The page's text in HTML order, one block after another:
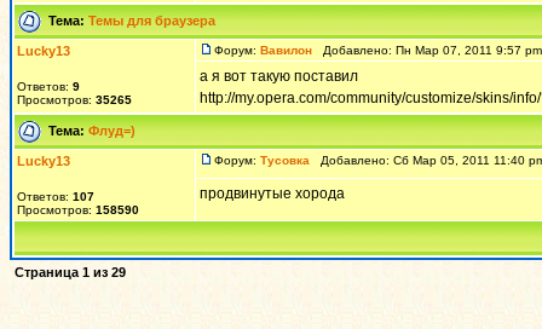
Тема: Темы для браузера
Lucky13
Ответов: 9
Просмотров: 35265
Форум: Вавилон Добавлено: Пн Мар 07, 2011 9:57
а я вот такую поставил
http://my.opera.com/community/customize/skins/
Тема: Флуд=)
Lucky13
Ответов: 107
Просмотров: 158590
Форум: Тусовка Добавлено: Сб Мар 05, 2011 11:40
продвинутые хорода
Страница 1 из 29